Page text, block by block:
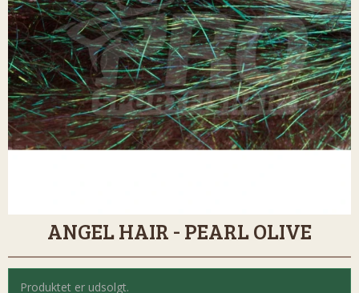
ANGEL HAIR - PEARL OLIVE
Produktet er udsolgt.